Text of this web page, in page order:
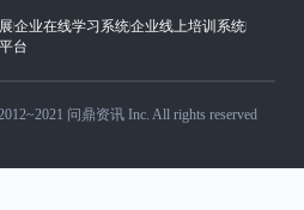
企业在线学习系统企业线上培训系统
台
问鼎资讯 Inc. All rights reserved